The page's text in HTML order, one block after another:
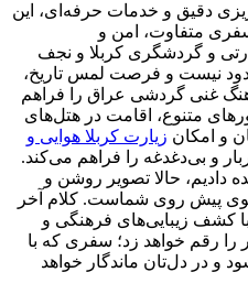
دقیق و خدمات حرفه‌ای، این
متفاوت، امن و
و گردشگری کربلا و نجف
نیست و فرصت لمس تاریخ،
غنی گردشی عراق را فراهم
متنوع، اقامت در هتل‌های
و امکان زیارت کربلا هوایی و
و بی‌دغدغه را فراهم می‌کند.
دادیم، حالا تصویر روشن و
پیش روی شماست. کلام آخر
کشف زیبایی‌های فرهنگی و
را رقم خواهد زد؛ سفری که با
و در دل‌تان ماندگار خواهد